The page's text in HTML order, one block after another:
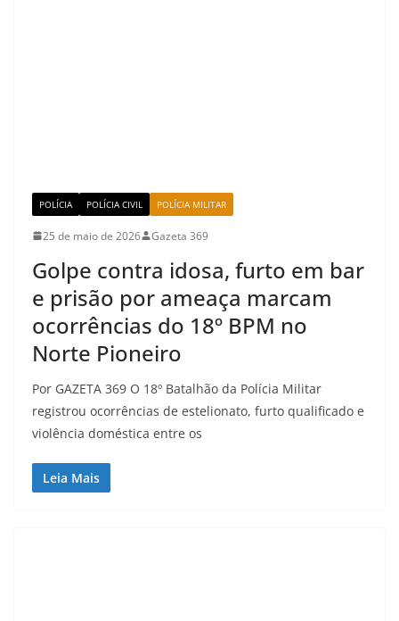
POLÍCIA POLÍCIA CIVIL POLÍCIA MILITAR
25 de maio de 2026 Gazeta 369
Golpe contra idosa, furto em bar
e prisão por ameaça marcam
ocorrências do 18º BPM no
Norte Pioneiro
Por GAZETA 369 O 18º Batalhão da Polícia Militar
registrou ocorrências de estelionato, furto qualificado e
violência doméstica entre os
Leia Mais